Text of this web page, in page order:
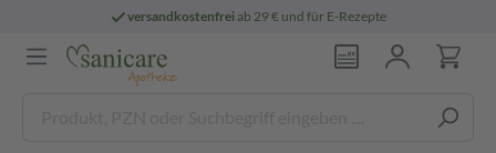
versandkostenfreiab 29 € und für E-Rezepte